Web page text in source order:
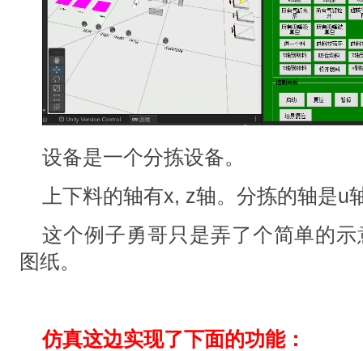
设备是一个分拣设备。
上下料的轴有x, z轴。分拣的轴是u
这个例子勇哥只是弄了个简单的
图纸。
仿真这边实现了下面的功能：